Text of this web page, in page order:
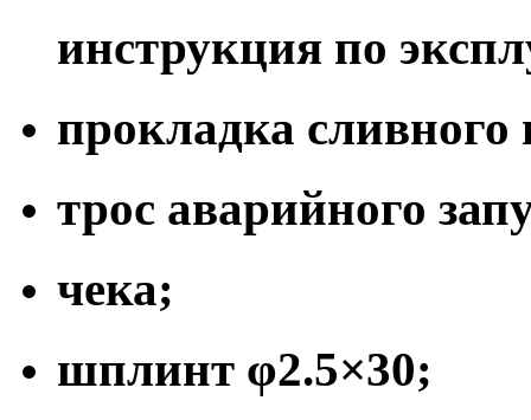
инструкция по
прокладка
трос аварийного
чека;
шплинт φ2.5×30;